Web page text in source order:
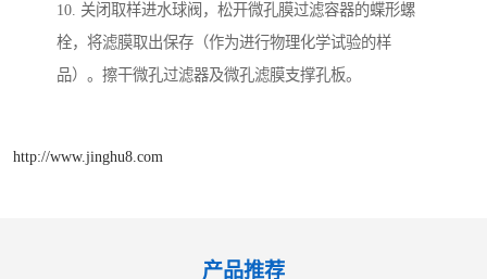
10. 关闭取样进水球阀，松开微孔膜过滤容器的蝶形螺
栓，将滤膜取出保存（作为进行物理化学试验的样
品）。擦干微孔过滤器及微孔滤膜支撑孔板。
http://www.jinghu8.com
产品推荐